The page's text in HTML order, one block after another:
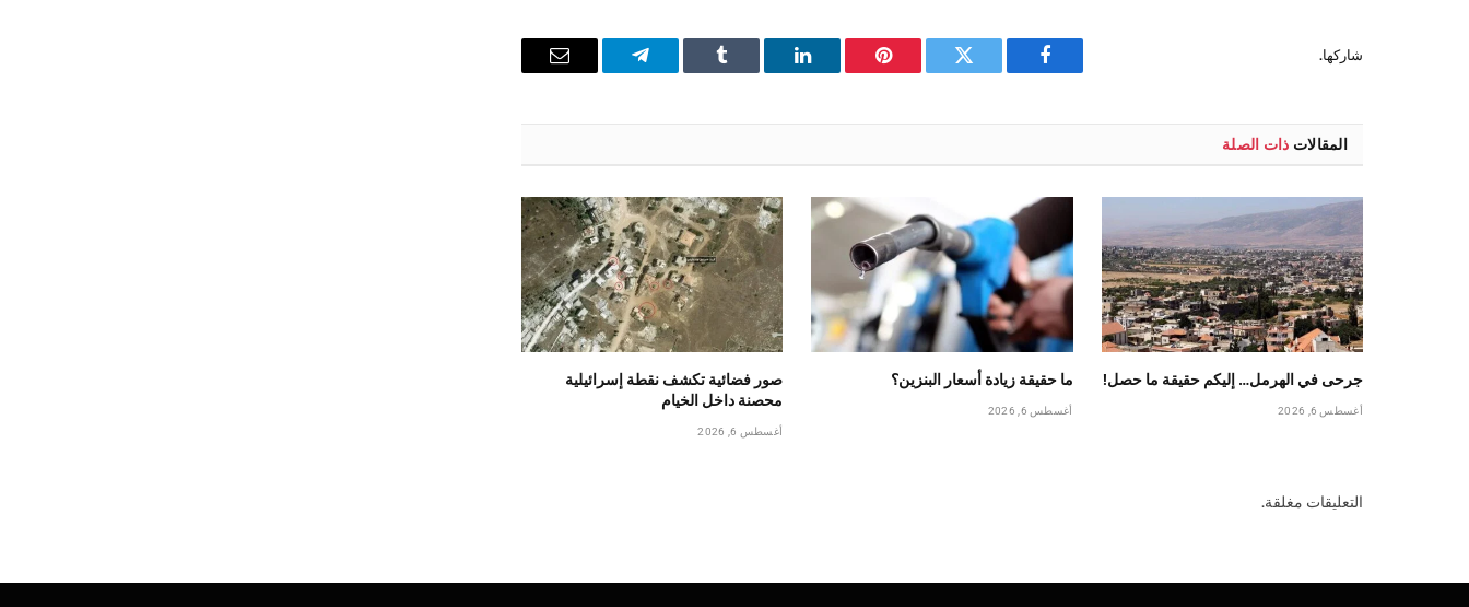
شاركها.
فيسبوك تويتر بينتيريستلينكدإن Tumblr تيلقرام
البريد
المقالات ذات الصلة
جرحى في الهرمل… إليكم حقيقة ما حصل!
أغسطس 6, 2026
ما حقيقة زيادة أسعار البنزين؟
أغسطس 6, 2026
صور فضائية تكشف نقطة إسرائيلية
محصنة داخل الخيام
أغسطس 6, 2026
التعليقات مغلقة.